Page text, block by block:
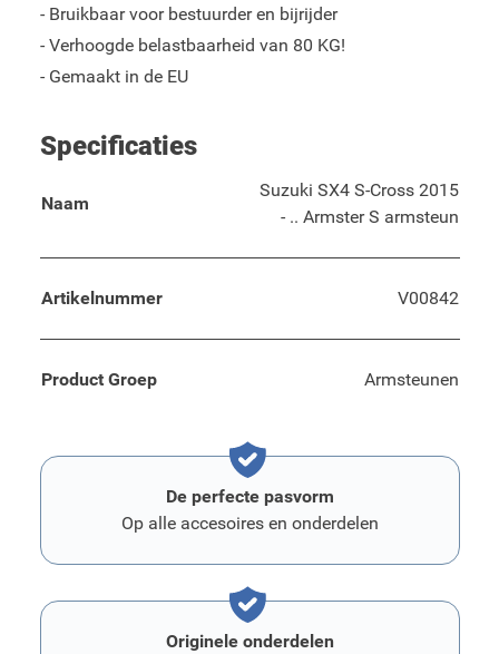
- Bruikbaar voor bestuurder en bijrijder
- Verhoogde belastbaarheid van 80 KG!
- Gemaakt in de EU
Specificaties
Naam
Suzuki SX4 S-Cross 2015
- .. Armster S armsteun
Artikelnummer V00842
Product Groep Armsteunen
De perfecte pasvorm
Op alle accesoires en onderdelen
Originele onderdelen